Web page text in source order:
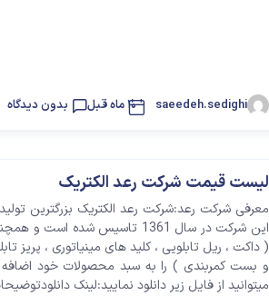
saeedeh.sedighi 10 ماه قبل بدون دیدگاه
لیست قیمت شرکت رعد الکتریک
معرفی شرکت رعد:شرکت رعد الکتریک بزرگترین
این شرکت در سال 1361 تاسیس
( داکت ، ریل تابلویی ، کلید های مینیاتوری ، پریز
و بست کمربندی ) را به سبد محصولات خود
میتوانید از فایل زیر دانلود نمایید:لینک